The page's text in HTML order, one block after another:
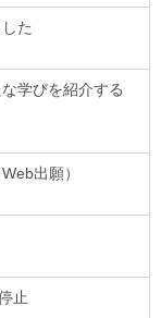
た
学びを紹介する
出願）
止